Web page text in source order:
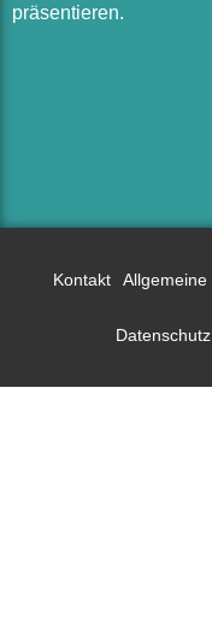
präsentieren.
Kontakt
Datenschutz